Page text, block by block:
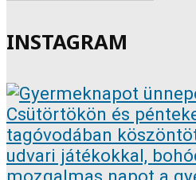
INSTAGRAM